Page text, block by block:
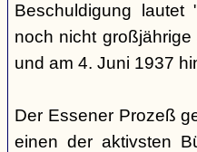
Beschuldigung lautet
noch nicht
und am 4. Juni 1937
Der Essener Prozeß
einen der aktivsten